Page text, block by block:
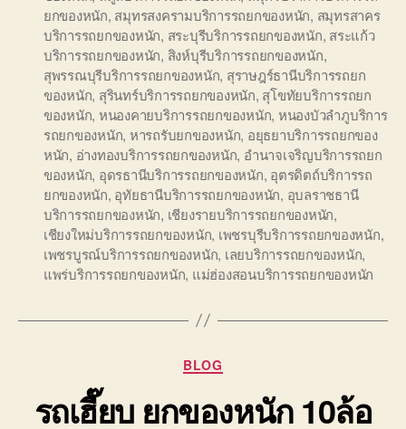
ยกของหนัก, สมุทรสงครามบริการรถยกของหนัก, สมุทรสาคร
บริการรถยกของหนัก, สระบุรีบริการรถยกของหนัก, สระแก้ว
บริการรถยกของหนัก, สิงห์บุรีบริการรถยกของหนัก,
สุพรรณบุรีบริการรถยกของหนัก, สุราษฎร์ธานีบริการรถยก
ของหนัก, สุรินทร์บริการรถยกของหนัก, สุโขทัยบริการรถยก
ของหนัก, หนองคายบริการรถยกของหนัก, หนองบัวลำภูบริการ
รถยกของหนัก, หารถรับยกของหนัก, อยุธยาบริการรถยกของ
หนัก, อ่างทองบริการรถยกของหนัก, อำนาจเจริญบริการรถยก
ของหนัก, อุดรธานีบริการรถยกของหนัก, อุตรดิตถ์บริการรถ
ยกของหนัก, อุทัยธานีบริการรถยกของหนัก, อุบลราชธานี
บริการรถยกของหนัก, เชียงรายบริการรถยกของหนัก,
เชียงใหม่บริการรถยกของหนัก, เพชรบุรีบริการรถยกของหนัก,
เพชรบูรณ์บริการรถยกของหนัก, เลยบริการรถยกของหนัก,
แพร่บริการรถยกของหนัก, แม่ฮ่องสอนบริการรถยกของหนัก
Categories
BLOG
รถเฮี๊ยบ ยกของหนัก 10ล้อ